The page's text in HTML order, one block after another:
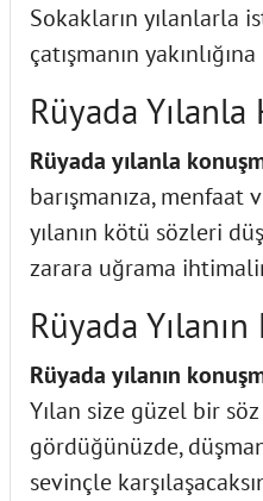
Sokakların yılanlarla
çatışmanın
Rüyada
Rüyada yılanla
barışmanıza, menfaat
yılanın kötü sözleri
zarara uğrama
Rüyada Yılanın
Rüyada yılanın
Yılan size güzel bir
gördüğünüzde,
sevinçle